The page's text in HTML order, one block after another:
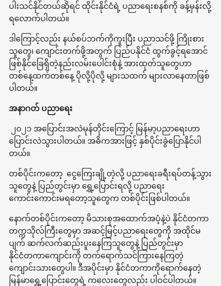
ပါးသင်နိုင်တယ်ဆိုရင် ထိုင်းနိုင်ငံရဲ့ ပညာရေးစနစ်ကို ခန့်မှန်းလို့
ရလောက်ပါတယ်။
ဒါကြောင့်လည်း နယ်စပ်ဘက်ကိုကူးပြီး ပညာသင်ဖို့ ကြိုးစား
သူတွေ၊ ကျောင်းတက်ဖို့အတွက် ပြည်ပနိုင်ငံ ထွက်ခွင့်ရအောင်
ဖြစ်နိုင်ခြေရှိတဲ့နည်းလမ်းပေါင်းစုံနဲ့ အားထုတ်သူတွေဟာ
တစ်နေ့ထက်တစ်နေ့ ပိုလို့ပိုလို့ များသထက် များလာနေတာဖြစ်
ပါတယ်။
အနာဂတ် ပညာရေး
၂၀၂၁ အပြောင်းအလဲမုန်တိုင်းကြောင့် မြန်မာ့ပညာရေးဟာ
ပြောင်းလဲသွားပါတယ်။ အဓိကအားဖြင့် နှစ်ပိုင်းခွဲပြောနိုင်ပါ
တယ်။
တစ်ပိုင်းကတော့ ငွေကြေးချို့တဲ့လို့ ပညာရေးခရီးရပ်တန့်သွား
သူတွေနဲ့ ပြည်တွင်းမှာ ရွှေ့ပြောင်းရလို့ ပညာရေး
ကောင်းကောင်းမရတော့သူတွေက တစ်ပိုင်းဖြစ်ပါတယ်။
နောက်တစ်ပိုင်းကတော့ မိသားစုအထောက်အပံ့နဲ့ပဲ နိုင်ငံတကာ
တက္ကသိုလ်ကြီးတွေမှာ အဆင့်မြင့်ပညာရေးတွေကို အထိုင်မ
ပျက် ဆက်လက်ဆည်းပူးနေကြသူတွေနဲ့ ပြည်တွင်းမှာ
နိုင်ငံတကာကျောင်းကို တက်ရောက်သင်ကြားနေကြတဲ့
ကျောင်းသားတွေပါ။ ဒီအပိုင်းမှာ နိုင်ငံတကာကိုရောက်နေတဲ့
မြန်မာရွှေ့ပြောင်းတွေရဲ့ ကလေးတွေလည်း ပါဝင်ပါတယ်။